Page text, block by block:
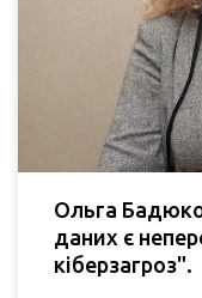
Ольга
даних є
кіберзагроз".